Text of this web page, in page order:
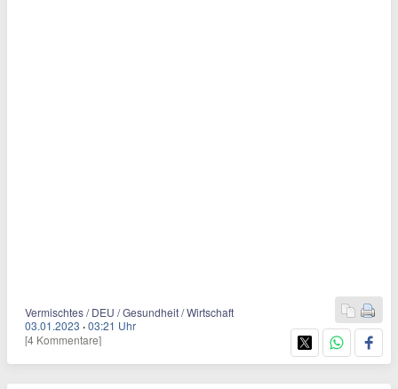
Vermischtes / DEU / Gesundheit / Wirtschaft
03.01.2023 ·03:21 Uhr
[4 Kommentare]